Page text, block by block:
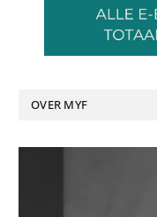
OVER MYF